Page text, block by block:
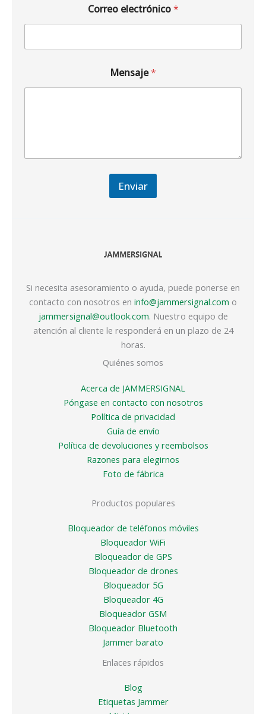
Correo electrónico*
Mensaje*
Enviar
Si necesita asesoramiento o ayuda, puede ponerse en
contacto con nosotros en info@jammersignal.com o
jammersignal@outlook.com. Nuestro equipo de
atención al cliente le responderá en un plazo de 24
horas.
Quiénes somos
Acerca de JAMMERSIGNAL
Póngase en contacto con nosotros
Política de privacidad
Guía de envío
Política de devoluciones y reembolsos
Razones para elegirnos
Foto de fábrica
Productos populares
Bloqueador de teléfonos móviles
Bloqueador WiFi
Bloqueador de GPS
Bloqueador de drones
Bloqueador 5G
Bloqueador 4G
Bloqueador GSM
Bloqueador Bluetooth
Jammer barato
Enlaces rápidos
Blog
Etiquetas Jammer